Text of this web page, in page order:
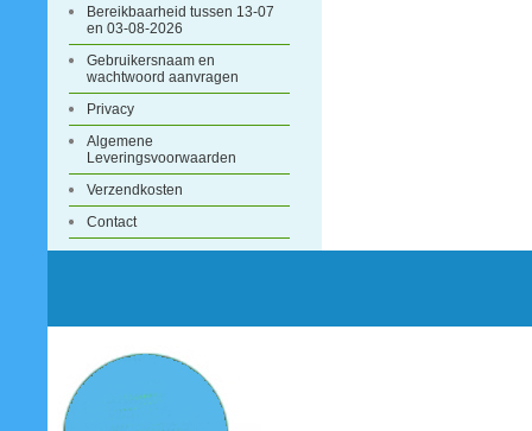
Bereikbaarheid tussen 13-07
en 03-08-2026
Gebruikersnaam en
wachtwoord aanvragen
Privacy
Algemene
Leveringsvoorwaarden
Verzendkosten
Contact